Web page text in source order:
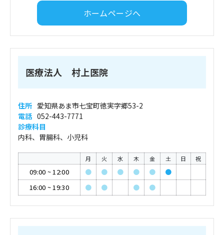
ホームページへ
医療法人 村上医院
住所 愛知県あま市七宝町徳実字郷53-2
電話 052-443-7771
診療科目
内科、胃腸科、小児科
月 火 水 木 金 土 日 祝
09:00 ~12:00 ● ● ● ● ●
●
16:00 ~19:30 ● ● ● ●